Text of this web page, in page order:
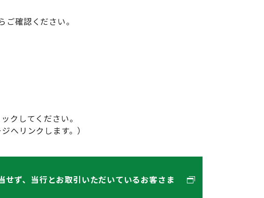
確認ください。
クしてください。
へリンクします。）
せず、当行とお取引いただいているお客さま